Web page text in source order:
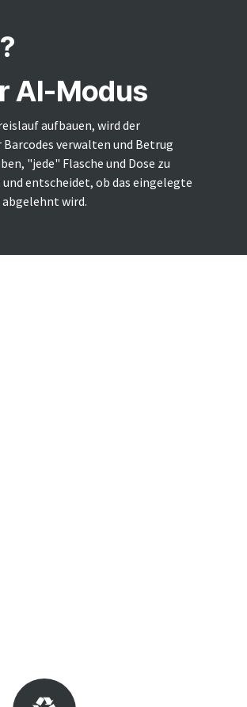
AI-Modus
aufbauen, wird der
verwalten und Betrug
"jede" Flasche und Dose zu
entscheidet, ob das eingelegte
wird.